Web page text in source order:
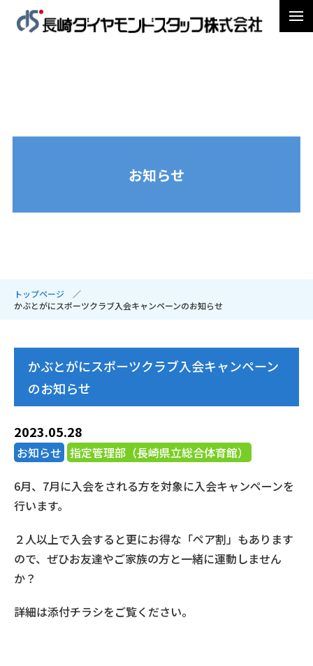
お知らせ
トップページ
かぶとがにスポーツクラブ入会キャンペーンのお知らせ
かぶとがにスポーツクラブ入会キャンペーン
のお知らせ
2023.05.28
お知らせ 指定管理部（長崎県立総合体育館）
6月、7月に入会をされる方を対象に入会キャンペーンを
行います。
２人以上で入会すると更にお得な「ペア割」もあります
ので、ぜひお友達やご家族の方と一緒に運動しません
か？
詳細は添付チラシをご覧ください。